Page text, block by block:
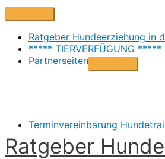
Zum
Inhalt
springen
Above
Header
Ratgeber Hundeerziehung in
***** TIERVERFÜGUNG *****
Partnerseiten
Terminvereinbarung
Ratgeber